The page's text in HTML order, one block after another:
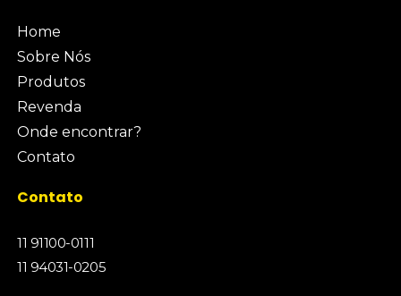
Home
Sobre Nós
Produtos
Revenda
Onde encontrar?
Contato
Contato
11 91100-0111
11 94031-0205